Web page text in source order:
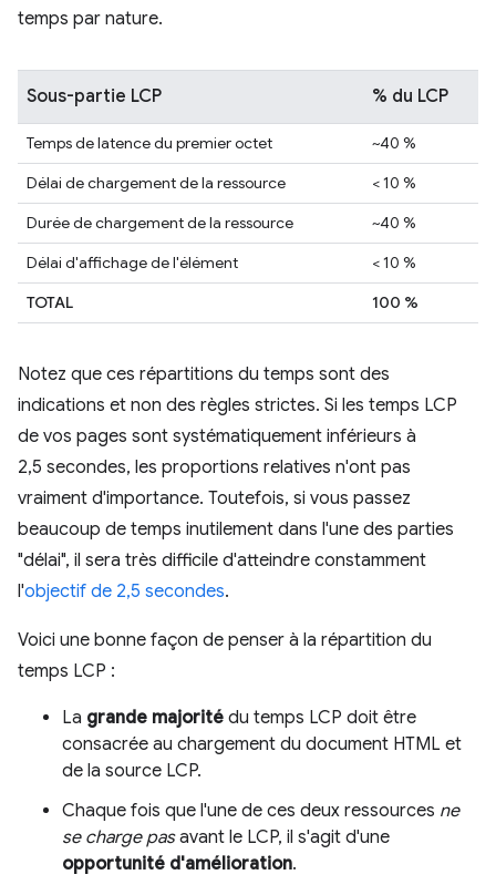
temps par nature.
Sous-partie LCP % du LCP
Temps de latence du premier octet
~40 %
Délai de chargement de la ressource
< 10 %
Durée de chargement de la ressource
~40 %
Délai d'affichage de l'élément
< 10 %
TOTAL
100 %
Notez que ces répartitions du temps sont des
indications et non des règles strictes. Si les temps LCP
de vos pages sont systématiquement inférieurs à
2,5 secondes, les proportions relatives n'ont pas
vraiment d'importance. Toutefois, si vous passez
beaucoup de temps inutilement dans l'une des parties
"délai", il sera très difficile d'atteindre constamment
l'objectif de 2,5 secondes.
Voici une bonne façon de penser à la répartition du
temps LCP :
La grande majorité du temps LCP doit être
consacrée au chargement du document HTML et
de la source LCP.
Chaque fois que l'une de ces deux ressources ne
se charge pasavant le LCP, il s'agit d'une
opportunité d'amélioration.